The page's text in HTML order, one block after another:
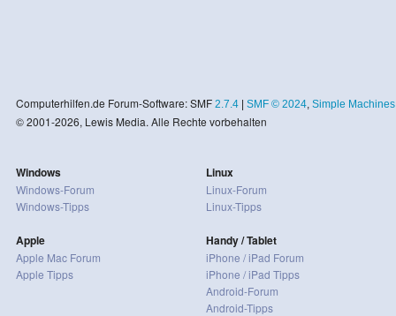
Computerhilfen.de Forum-Software: SMF 2.7.4| SMF © 2024, Simple Machines
© 2001-2026, Lewis Media. Alle Rechte vorbehalten
Windows
Windows-Forum
Windows-Tipps
Apple
Apple Mac Forum
Apple Tipps
Linux
Linux-Forum
Linux-Tipps
Handy / Tablet
iPhone / iPad Forum
iPhone / iPad Tipps
Android-Forum
Android-Tipps